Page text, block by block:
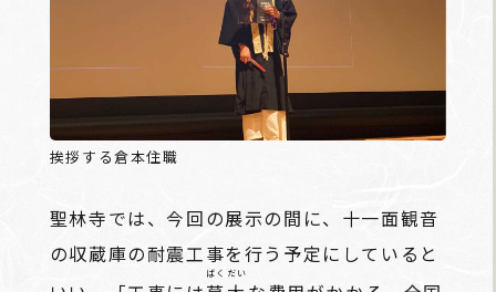
挨拶する倉本住職
聖林寺では、今回の展示の間に、十一面観音
の収蔵庫の耐震工事を行う予定にしていると
ばくだい